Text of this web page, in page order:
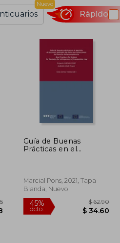
Nuevo
Rápido
Guía de Buenas
Prácticas en el
Derecho de la
Competencia
Marcial Pons, 2021, Tapa
Blanda, Nuevo